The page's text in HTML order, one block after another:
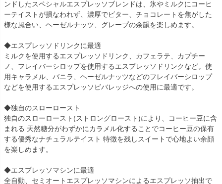
ンドしたスペシャルエスプレッソブレンドは、氷やミルクにコーヒ
ーテイストが損なわれず、濃厚でビター、チョコレートを焦がした
様な風合い、ヘーゼルナッツ、グレープの余韻を楽しめます。
◆エスプレッソドリンクに最適
ミルクを使用するエスプレッソドリンク、カフェラテ、カプチー
ノ、フレイバーシロップを使用するエスプレッソドリンクなど。使
用キャラメル、バニラ、ヘーゼルナッツなどのフレイバーシロップ
などを使用するエスプレッソビバレッジへの使用に最適です。
◆独自のスローロースト
独自のスローロースト(ストロングロースト)により、コーヒー豆に含
まれる 天然糖分がわずかにカラメル化することでコーヒー豆の保有
する優秀なナチュラルテイスト 特徴を残しスイートで心地よい余顔
を楽しめます。
◆エスプレッソマシンに最適
全自動、セミオートエスプレッソマシンによるエスプレッソ抽出で